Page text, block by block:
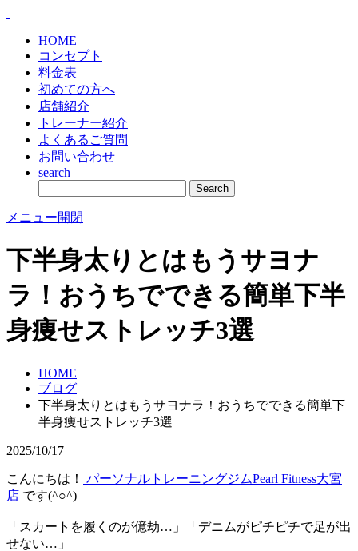
HOME
コンセプト
料金表
初めての方へ
店舗紹介
トレーナー紹介
よくあるご質問
お問い合わせ
search
メニュー開閉
下半身太りとはもうサヨナ
ラ！おうちでできる簡単下半
身痩せストレッチ3選
HOME
ブログ
下半身太りとはもうサヨナラ！おうちでできる簡単下
半身痩せストレッチ3選
2025/10/17
こんにちは！
パーソナルトレーニングジムPearl Fitness大宮
店 です(^○^)
「スカートを履くのが億劫…」「デニムがピチピチで足が出
せない…」